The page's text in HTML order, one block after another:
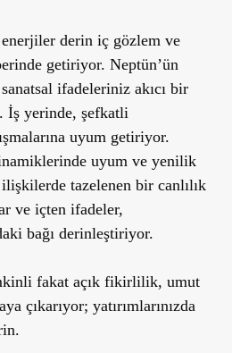
derin iç gözlem ve
getiriyor. Neptün’ün
ifadeleriniz akıcı bir
İş yerinde, şefkatli
uyum getiriyor.
uyum ve yenilik
tazelenen bir canlılık
ve içten ifadeler,
bağı derinleştiriyor.
fakat açık fikirlilik, umut
çıkarıyor; yatırımlarınızda